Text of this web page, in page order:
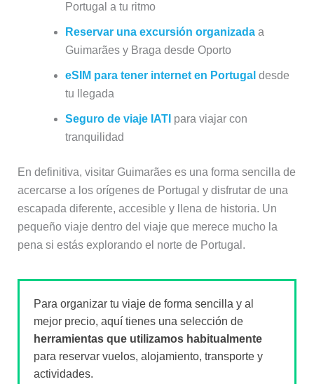
Portugal a tu ritmo
Reservar una excursión organizadaa
Guimarães y Braga desde Oporto
eSIM para tener internet en Portugal desde
tu llegada
Seguro de viaje IATI para viajar con
tranquilidad
En definitiva, visitar Guimarães es una forma sencilla de
acercarse a los orígenes de Portugal y disfrutar de una
escapada diferente, accesible y llena de historia. Un
pequeño viaje dentro del viaje que merece mucho la
pena si estás explorando el norte de Portugal.
Para organizar tu viaje de forma sencilla y al
mejor precio, aquí tienes una selección de
herramientas que utilizamos habitualmente
para reservar vuelos, alojamiento, transporte y
actividades.